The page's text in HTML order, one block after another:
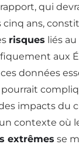
qui
ans,
risques liés au
aux
données
pourrait
impacts du
contexte où
extrêmes se